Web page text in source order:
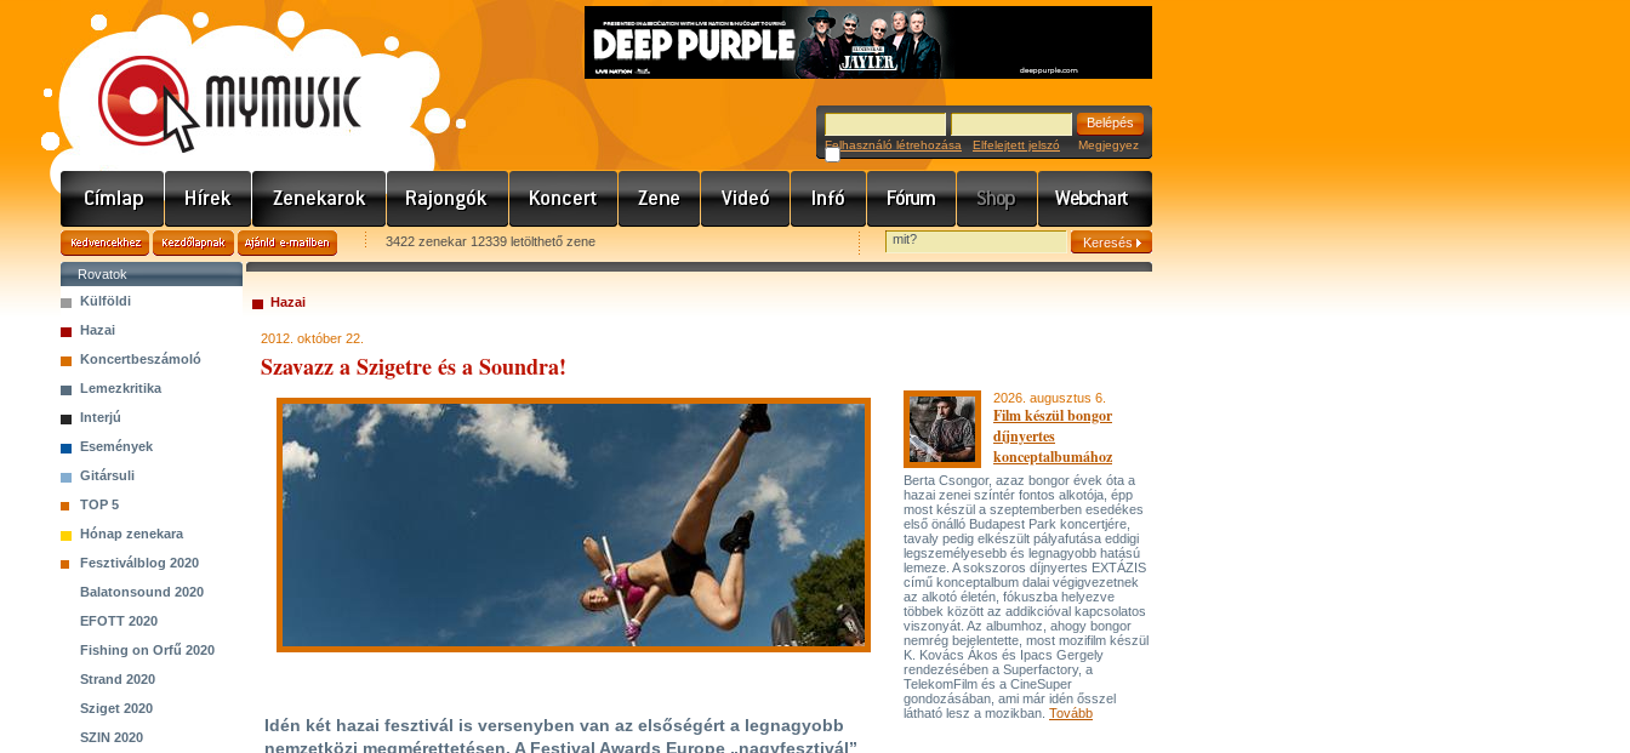
Felhasználó létrehozása Elfelejtett jelszó Megjegyez
3422 zenekar 12339 letölthető zene
Rovatok
Külföldi
Hazai
Koncertbeszámoló
Lemezkritika
Interjú
Események
Gitársuli
TOP 5
Hónap zenekara
Fesztiválblog 2020
Balatonsound 2020
EFOTT 2020
Fishing on Orfű 2020
Strand 2020
Sziget 2020
SZIN 2020
Hazai
2012. október 22.
Szavazz a Szigetre és a Soundra!
Idén két hazai fesztivál is versenyben van az elsőségért a legnagyobb
nemzetközi megmérettetésen. A Festival Awards Europe „nagyfesztivál”
2026. augusztus 6.
Film készül bongor
díjnyertes
konceptalbumához
Berta Csongor, azaz bongor évek óta a
hazai zenei színtér fontos alkotója, épp
most készül a szeptemberben esedékes
első önálló Budapest Park koncertjére,
tavaly pedig elkészült pályafutása eddigi
legszemélyesebb és legnagyobb hatású
lemeze. A sokszoros díjnyertes EXTÁZIS
című konceptalbum dalai végigvezetnek
az alkotó életén, fókuszba helyezve
többek között az addikcióval kapcsolatos
viszonyát. Az albumhoz, ahogy bongor
nemrég bejelentette, most mozifilm készül
K. Kovács Ákos és Ipacs Gergely
rendezésében a Superfactory, a
TelekomFilm és a CineSuper
gondozásában, ami már idén ősszel
látható lesz a mozikban. Tovább